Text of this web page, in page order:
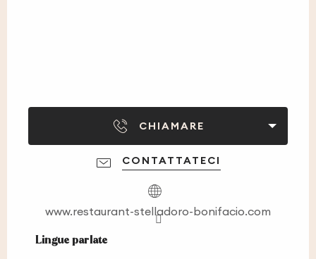
CHIAMARE
CONTATTATECI
www.restaurant-stelladoro-bonifacio.com
Lingue parlate
Lingue parlate